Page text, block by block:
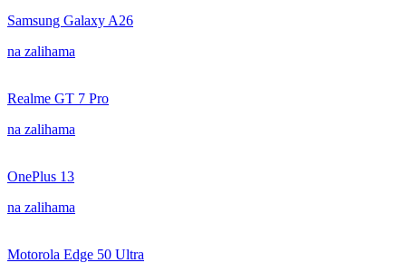
Samsung Galaxy A26
na zalihama
Realme GT 7 Pro
na zalihama
OnePlus 13
na zalihama
Motorola Edge 50 Ultra